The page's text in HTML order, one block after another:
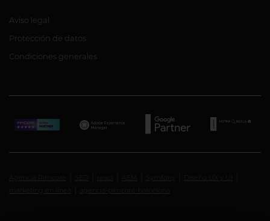
Aviso legal
Protección de datos
Condiciones generales